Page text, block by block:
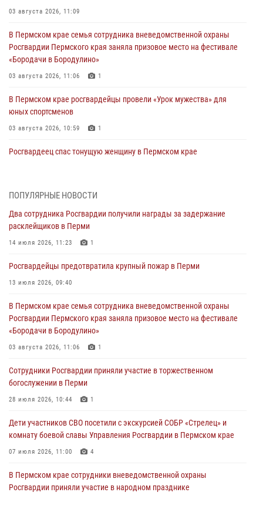
03 августа 2026, 11:09
В Пермском крае семья сотрудника вневедомственной охраны
Росгвардии Пермского края заняла призовое место на фестивале
«Бородачи в Бородулино»
03 августа 2026, 11:06 1
В Пермском крае росгвардейцы провели «Урок мужества» для
юных спортсменов
03 августа 2026, 10:59 1
Росгвардеец спас тонущую женщину в Пермском крае
Сотрудники Росгвардии приняли участие в торжественном
28 июля 2026, 10:44 1
Росгвардейцы оказали силовую поддержку при задержании
28 июля 2026, 06:15
ведомственной акции «Каникулы с Росгвардией»
24 июля 2026, 08:45
Юные защитники порядка: росгвардейцы провели день в клубе
24 июля 2026, 08:43
ПОПУЛЯРНЫЕ НОВОСТИ
Два сотрудника Росгвардии получили награды за задержание
расклейщиков в Перми
14 июля 2026, 11:23 1
Росгвардейцы предотвратила крупный пожар в Перми
13 июля 2026, 09:40
В Пермском крае семья сотрудника вневедомственной охраны
Росгвардии Пермского края заняла призовое место на фестивале
«Бородачи в Бородулино»
03 августа 2026, 11:06 1
Сотрудники Росгвардии приняли участие в торжественном
богослужении в Перми
28 июля 2026, 10:44 1
Дети участников СВО посетили с экскурсией СОБР «Стрелец» и
комнату боевой славы Управления Росгвардии в Пермском крае
07 июля 2026, 11:00 4
В Пермском крае сотрудники вневедомственной охраны
Росгвардии приняли участие в народном празднике